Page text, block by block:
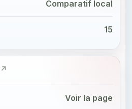
Comparatif local
15
Voir la page